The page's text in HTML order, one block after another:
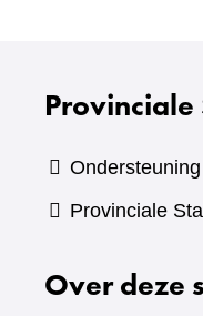
Provinciale
Provinciale
Over deze